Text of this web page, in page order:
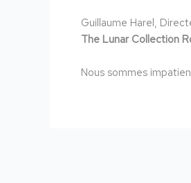
Guillaume Harel,
The Lunar Collection
Nous sommes